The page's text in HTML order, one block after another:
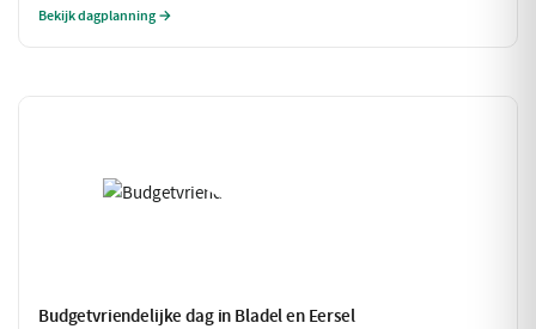
Bekijk dagplanning →
Budgetvriendelijke dag in Bladel en Eersel